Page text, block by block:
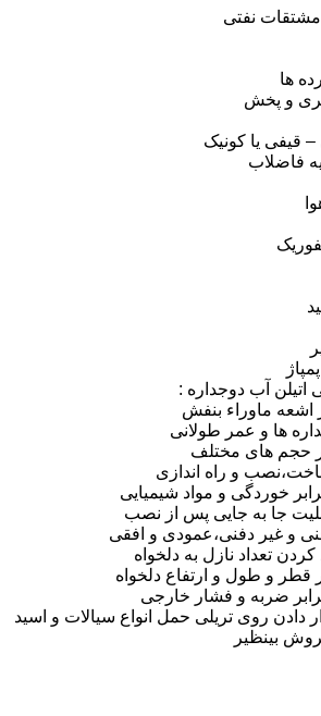
نفتی
ها
و پخش
یا کونیک
فاضلاب
اتیلن آب دوجداره :
اشعه ماوراء بنفش
ها و عمر طولانی
حجم های مختلف
و راه اندازی
خوردگی و مواد شیمیایی
جا به جایی پس از نصب
و غیر دفنی،عمودی و افقی
تعداد نازل به دلخواه
قطر و طول و ارتفاع دلخواه
ضربه و فشار خارجی
دادن روی تریلی حمل انواع سیالات و اسید
بینظیر